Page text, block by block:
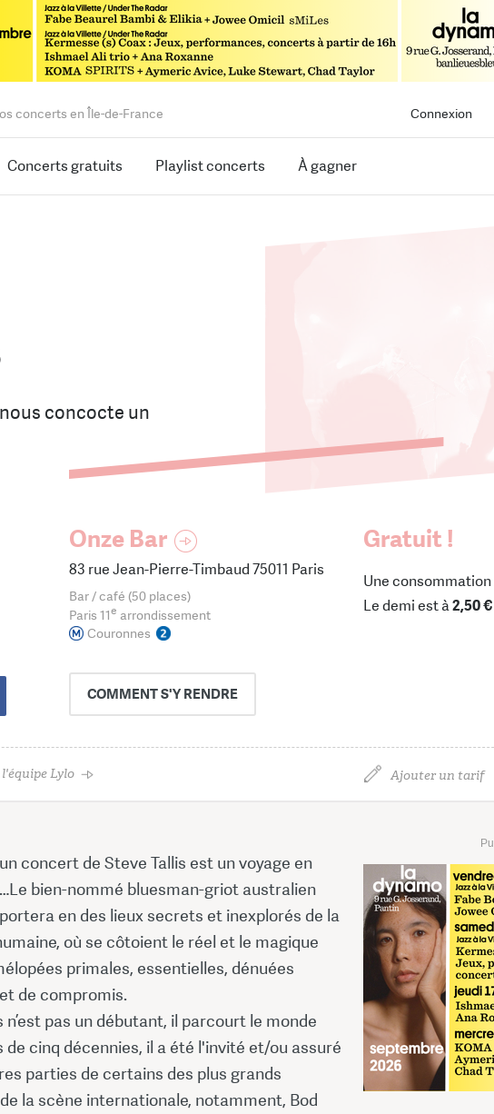
Connexion
concerts en Île-de-France
Concerts gratuits Playlist concerts À gagner
concocte un
Onze Bar
83 rue Jean-Pierre-Timbaud 75011 Paris
Bar / café (50 places)
Paris 11e arrondissement
Couronnes
COMMENTS'Y RENDRE
Gratuit !
Une
Le demi est à2,50 €
Lylo Ajouter un tarif
concert de Steve Tallis est un voyage en
bien-nommé bluesman-griot australien
en des lieux secrets et inexplorés de la
où se côtoient le réel et le magique
primales, essentielles, dénuées
de compromis.
n’est pas un débutant, il parcourt le monde
de cinq décennies, il a été l'invité et/ou assuré
parties de certains des plus grands
la scène internationale, notamment, Bod